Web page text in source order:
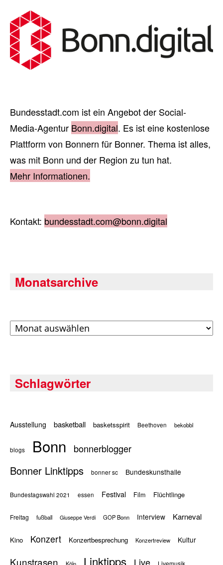
Bundesstadt.com ist ein Angebot der Social-
Media-Agentur Bonn.digital. Es ist eine kostenlose
Plattform von Bonnern für Bonner. Thema ist alles,
was mit Bonn und der Region zu tun hat.
Mehr Informationen.
Kontakt: bundesstadt.com@bonn.digital
Monatsarchive
Archiv
Schlagwörter
Ausstellung basketball basketsspirit Beethoven bekobbl
blogs Bonn bonnerblogger
Bonner Linktipps bonner sc Bundeskunsthalle
Bundestagswahl 2021 essen Festival Film Flüchtlinge
Freitag fußball Giuseppe Verdi GOP Bonn Interview Karneval
Kino Konzert Konzertbesprechung Konzertreview Kultur
Kunstrasen Linktipps Live